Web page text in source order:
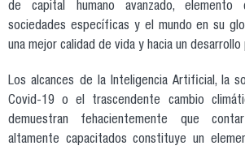
de capital humano avanzado,
sociedades específicas y el mundo en su
una mejor calidad de vida y hacia un desarrollo
Los alcances de la Inteligencia Artificial, la
Covid-19 o el trascendente cambio
demuestran fehacientemente que
altamente capacitados constituye un